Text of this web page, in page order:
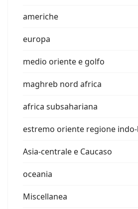
americhe
europa
medio oriente e golfo
maghreb nord africa
africa subsahariana
estremo oriente regione
Asia-centrale e Caucaso
oceania
Miscellanea